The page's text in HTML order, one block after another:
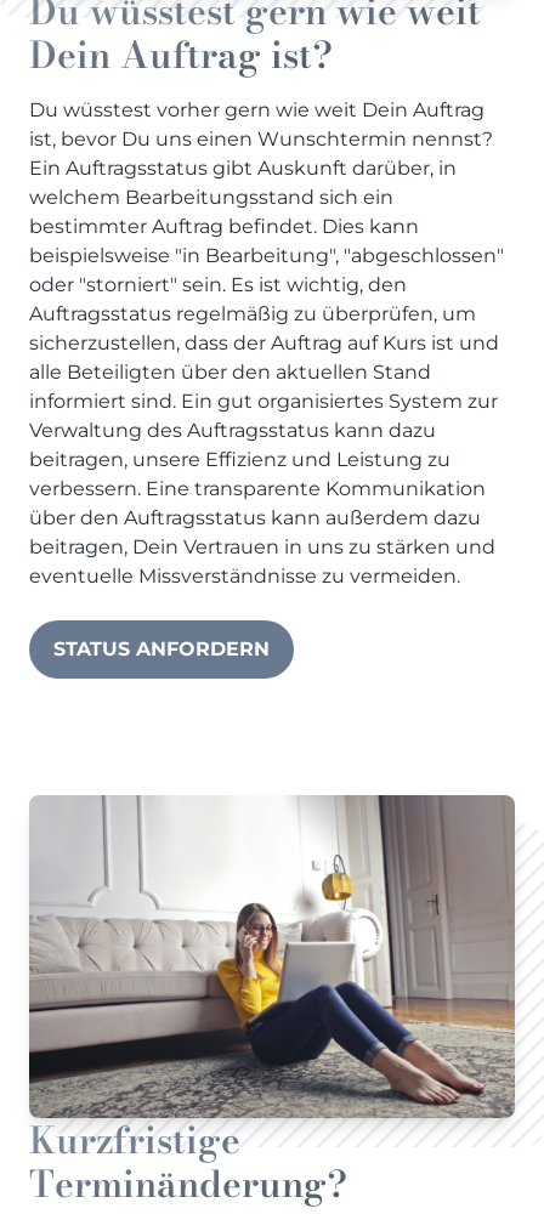
Dein Auftrag ist?
Du wüsstest vorher gern wie weit Dein Auftrag
ist, bevor Du uns einen Wunschtermin nennst?
Ein Auftragsstatus gibt Auskunft darüber, in
welchem Bearbeitungsstand sich ein
bestimmter Auftrag befindet. Dies kann
beispielsweise "in Bearbeitung", "abgeschlossen"
oder "storniert" sein. Es ist wichtig, den
Auftragsstatus regelmäßig zu überprüfen, um
sicherzustellen, dass der Auftrag auf Kurs ist und
alle Beteiligten über den aktuellen Stand
informiert sind. Ein gut organisiertes System zur
Verwaltung des Auftragsstatus kann dazu
beitragen, unsere Effizienz und Leistung zu
verbessern. Eine transparente Kommunikation
über den Auftragsstatus kann außerdem dazu
beitragen, Dein Vertrauen in uns zu stärken und
eventuelle Missverständnisse zu vermeiden.
STATUS ANFORDERN
Kurzfristige
Terminänderung?